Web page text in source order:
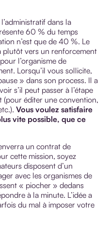
dans la
60 % du temps
n’est que de 40 %. Le
plutôt vers un renforcement
l’organisme de
Lorsqu’il vous sollicite,
» dans son process. Il a
s’il peut passer à l’étape
(pour éditer une convention,
Vous voulez satisfaire
vite possible, que ce
un contrat de
cette mission, soyez
disposent d’un
avec les organismes de
« piocher » dedans
à la minute. L’idée a
du mal à imposer votre